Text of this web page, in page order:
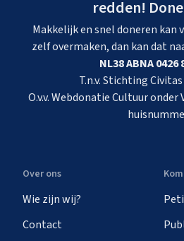
redden!
Makkelijk en snel doneren kan
zelf overmaken, dan kan dat
NL38 ABNA 0426
T.n.v. Stichting
O.v.v. Webdonatie Cultuur onder
Over ons
Wie zijn wij?
Contact